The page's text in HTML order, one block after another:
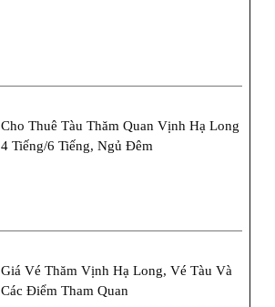
Cho Thuê Tàu Thăm Quan Vịnh Hạ Long
4 Tiếng/6 Tiếng, Ngủ Đêm
Giá Vé Thăm Vịnh Hạ Long, Vé Tàu Và
Các Điểm Tham Quan